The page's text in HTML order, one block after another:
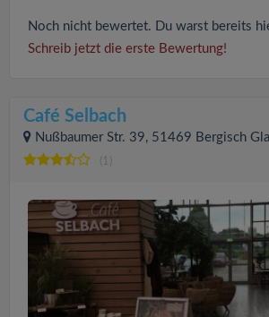
Noch nicht bewertet. Du warst bereits
Schreib jetzt die erste Bewertung!
Café Selbach
Nußbaumer Str. 39, 51469 Bergisch
(1)